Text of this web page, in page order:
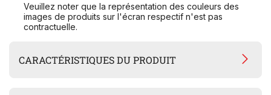
Veuillez noter que la représentation des couleurs des
images de produits sur l'écran respectif n'est pas
contractuelle.
CARACTÉRISTIQUES DU PRODUIT